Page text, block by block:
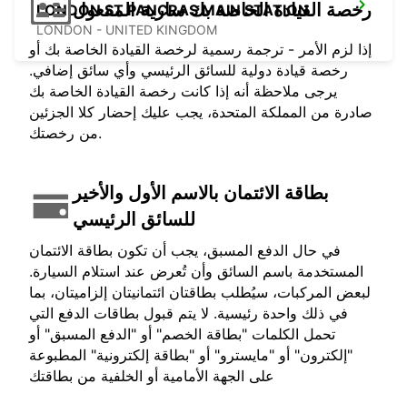
LONDON ST PANCRAS MAIN STATION
LONDON - UNITED KINGDOM
رخصة القيادة الخاصة بك سارية المفعول
إذا لزم الأمر - ترجمة رسمية لرخصة القيادة الخاصة بك أو
رخصة قيادة دولية للسائق الرئيسي وأي سائق إضافي.
يرجى ملاحظة أنه إذا كانت رخصة القيادة الخاصة بك
صادرة من المملكة المتحدة، يجب عليك إحضار كلا الجزئين
من رخصتك.
بطاقة الائتمان بالاسم الأول والأخير
للسائق الرئيسي
في حال الدفع المسبق، يجب أن تكون بطاقة الائتمان
المستخدمة باسم السائق وأن تُعرض عند استلام السيارة.
لبعض المركبات، سيُطلب بطاقتان ائتمانيتان إلزاميتان، بما
في ذلك واحدة رئيسية. لا يتم قبول بطاقات الدفع التي
تحمل الكلمات "بطاقة الخصم" أو "الدفع المسبق" أو
"إلكترون" أو "مايسترو" أو "بطاقة إلكترونية" المطبوعة
على الجهة الأمامية أو الخلفية من بطاقتك